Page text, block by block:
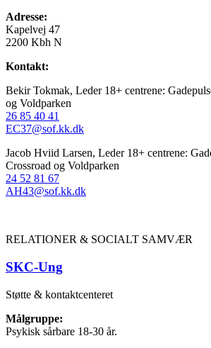
Adresse:
Kapelvej 47
2200 Kbh N
Kontakt:
Bekir Tokmak, Leder 18+ centrene:
og Voldparken
26 85 40 41
EC37@sof.kk.dk
Jacob Hviid Larsen, Leder 18+ centrene:
Crossroad og Voldparken
24 52 81 67
AH43@sof.kk.dk
RELATIONER & SOCIALT SAMVÆR
SKC-Ung
Støtte & kontaktcenteret
Målgruppe:
Psykisk sårbare 18-30 år.